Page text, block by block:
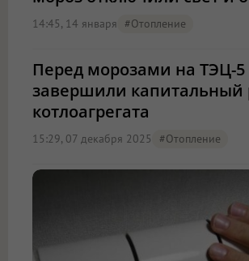
14:45, 14 января #отопление
Перед морозами на ТЭЦ-5
завершили капитальный
котлоагрегата
15:29, 07 декабря 2025 #отопление